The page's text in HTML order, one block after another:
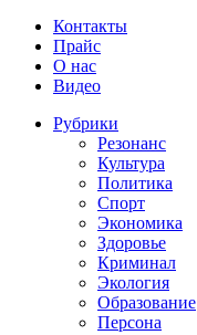
Контакты
Прайс
О нас
Видео
Рубрики
Резонанс
Культура
Политика
Спорт
Экономика
Здоровье
Криминал
Экология
Образование
Персона